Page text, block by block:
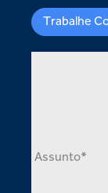
Trabalhe